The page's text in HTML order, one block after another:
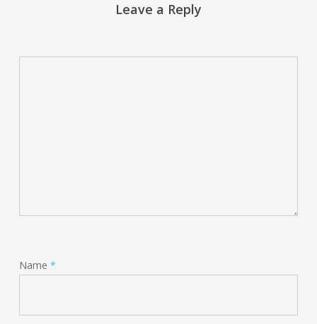
Leave a Reply
Name *